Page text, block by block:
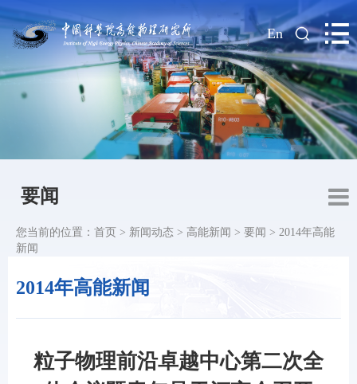
| En
要闻
2014年高能新闻
您当前的位置： 首页 > 新闻动态 > 高能新闻 > 要闻 > 2014年高能
新闻
粒子物理前沿卓越中心第二次全